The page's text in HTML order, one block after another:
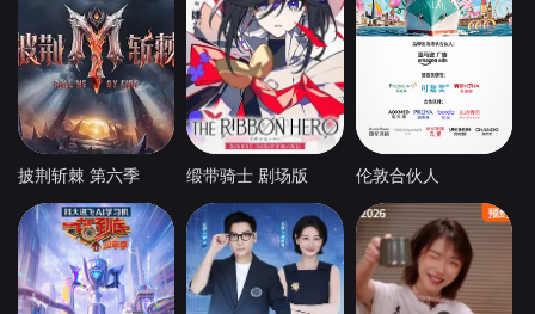
披荆斩棘 第六季 缎带骑士 剧场版 伦敦合伙人